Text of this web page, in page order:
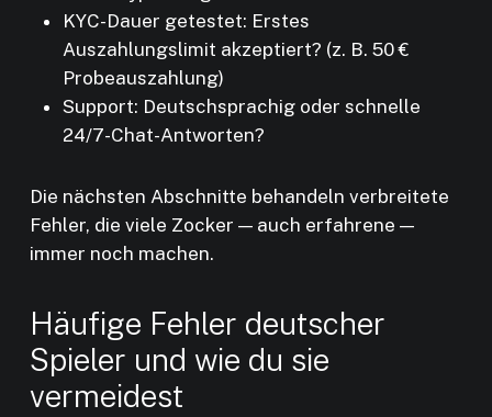
KYC-Dauer getestet: Erstes
Auszahlungslimit akzeptiert? (z. B. 50 €
Probeauszahlung)
Support: Deutschsprachig oder schnelle
24/7-Chat-Antworten?
Die nächsten Abschnitte behandeln verbreitete
Fehler, die viele Zocker — auch erfahrene —
immer noch machen.
Häufige Fehler deutscher
Spieler und wie du sie
vermeidest